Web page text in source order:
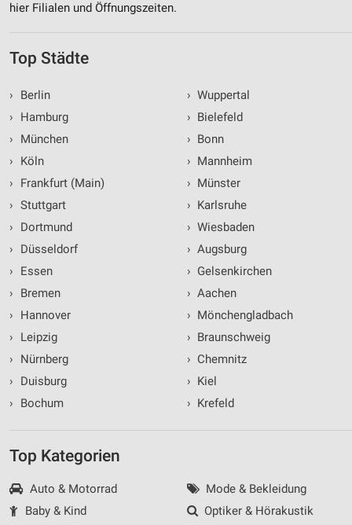
hier Filialen und Öffnungszeiten.
Top Städte
›
Berlin
›
Hamburg
›
München
›
Köln
›
Frankfurt (Main)
› Stuttgart
›
Dortmund
›
Düsseldorf
›
Essen
›
Bremen
›
Hannover
›
Leipzig
›
Nürnberg
›
Duisburg
›
Bochum
› Wuppertal
› Bielefeld
› Bonn
› Mannheim
› Münster
› Karlsruhe
› Wiesbaden
› Augsburg
› Gelsenkirchen
› Aachen
› Mönchengladbach
› Braunschweig
› Chemnitz
› Kiel
› Krefeld
Top Kategorien
Auto & Motorrad
Baby & Kind
Mode & Bekleidung
Optiker & Hörakustik